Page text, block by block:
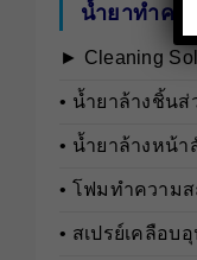
น้ำยาทำคว
► Cleaning
• นํ้ายาล้างชิ้น
• นํ้ายาล้างหน้
• โฟมทำความ
• สเปรย์เคลือบ